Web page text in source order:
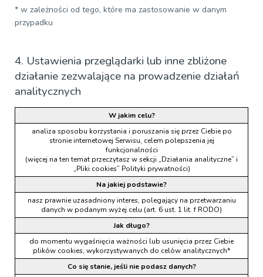
* w zależności od tego, które ma zastosowanie w danym
przypadku
4. Ustawienia przeglądarki lub inne zbliżone
działanie zezwalające na prowadzenie działań
analitycznych
W jakim celu?
analiza sposobu korzystania i poruszania się przez Ciebie po
stronie internetowej Serwisu, celem polepszenia jej
funkcjonalności
(więcej na ten temat przeczytasz w sekcji „Działania analityczne” i
„Pliki cookies” Polityki prywatności)
Na jakiej podstawie?
nasz prawnie uzasadniony interes, polegający na przetwarzaniu
danych w podanym wyżej celu (art. 6 ust. 1 lit. f RODO)
Jak długo?
do momentu wygaśnięcia ważności lub usunięcia przez Ciebie
plików cookies, wykorzystywanych do celów analitycznych*
Co się stanie, jeśli nie podasz danych?